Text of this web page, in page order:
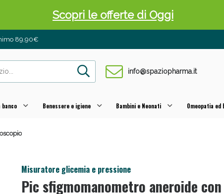
89,90€
info@spaziopharma.it
banco Benessere e igiene Bambini e Neonati Omeopatia
Misuratore glicemia e pressione
Pic sfigmomanometro aneroide con
Scopri le offerte di Oggi
Pancia Piatta: Sconti fino al 55% validi solo